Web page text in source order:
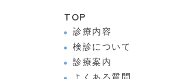
TOP
診療内容
検診について
診療案内
よくある質問